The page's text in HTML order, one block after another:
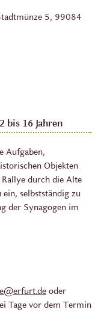
5, 99084
bis 16 Jahren
Aufgaben,
Objekten
Rallye durch die Alte
ein, selbstständig zu
der Synagogen im
oder
Tage vor dem Termin